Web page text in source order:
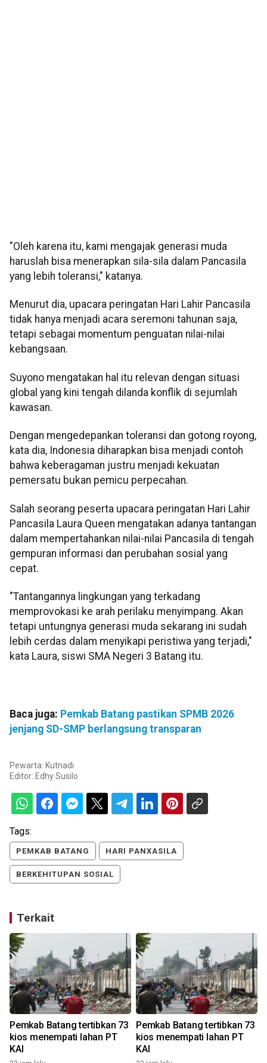
"Oleh karena itu, kami mengajak generasi muda
haruslah bisa menerapkan sila-sila dalam Pancasila
yang lebih toleransi," katanya.
Menurut dia, upacara peringatan Hari Lahir Pancasila
tidak hanya menjadi acara seremoni tahunan saja,
tetapi sebagai momentum penguatan nilai-nilai
kebangsaan.
Suyono mengatakan hal itu relevan dengan situasi
global yang kini tengah dilanda konflik di sejumlah
kawasan.
Dengan mengedepankan toleransi dan gotong royong,
kata dia, Indonesia diharapkan bisa menjadi contoh
bahwa keberagaman justru menjadi kekuatan
pemersatu bukan pemicu perpecahan.
Salah seorang peserta upacara peringatan Hari Lahir
Pancasila Laura Queen mengatakan adanya tantangan
dalam mempertahankan nilai-nilai Pancasila di tengah
gempuran informasi dan perubahan sosial yang
cepat.
"Tantangannya lingkungan yang terkadang
memprovokasi ke arah perilaku menyimpang. Akan
tetapi untungnya generasi muda sekarang ini sudah
lebih cerdas dalam menyikapi peristiwa yang terjadi,"
kata Laura, siswi SMA Negeri 3 Batang itu.
Baca juga: Pemkab Batang pastikan SPMB 2026
jenjang SD-SMP berlangsung transparan
Pewarta: Kutnadi
Editor: Edhy Susilo
Tags:
PEMKAB BATANG HARI PANXASILA
BERKEHITUPAN SOSIAL
Terkait
Pemkab Batang tertibkan 73
kios menempati lahan PT
KAI
Pemkab Batang tertibkan 73
kios menempati lahan PT
KAI